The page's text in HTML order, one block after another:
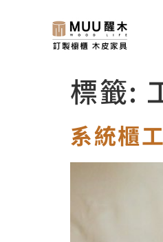
標籤:
系統櫃